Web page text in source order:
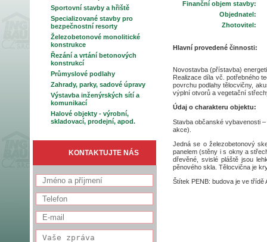
Finanční objem stavby:
Objednatel:
Zhotovitel:
Hlavní provedené činnosti:
Novostavba (přístavba)
Realizace díla vč. potřebného
povrchu podlahy tělocvičny,
výplní otvorů a vegetační
Údaj o charakteru objektu:
Stavba občanské vybavenosti
akce).
Jedná se o železobetonový
panelem (stěny i s okny a
dřevěné, svislé pláště jsou
pěnového skla. Tělocvična je
Štítek PENB: budova je ve třídě
Sportovní stavby a hřiště
Specializované stavby pro
bezpečnostní resorty
Železobetonové monolitické
konstrukce
Řezání a vrtání betonových
konstrukcí
Průmyslové podlahy
Zahrady, parky, sadové úpravy
Výstavba inženýrských sítí a
komunikací
Halové objekty - výrobní,
skladovací, prodejní, apod.
KONTAKTUJTE NÁS